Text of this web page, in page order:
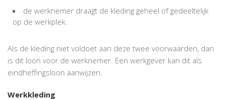
de werknemer draagt de kleding geheel of gedeeltelijk
op de werkplek.
Als de kleding niet voldoet aan deze twee voorwaarden, dan
is dit loon voor de werknemer. Een werkgever kan dit als
eindheffingsloon aanwijzen.
Werkkleding